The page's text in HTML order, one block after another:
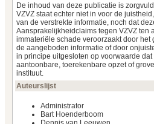
De inhoud van deze publicatie is
VZVZ staat echter niet in voor de
van de verstrekte informatie, noch dat
Aansprakelijkheidclaims tegen VZVZ ten
immateriële schade veroorzaakt door het
de aangeboden informatie of door
in principe uitgesloten op voorwaarde
aantoonbare, toerekenbare opzet of
instituut.
Auteurslijst
Administrator
Bart Hoenderboom